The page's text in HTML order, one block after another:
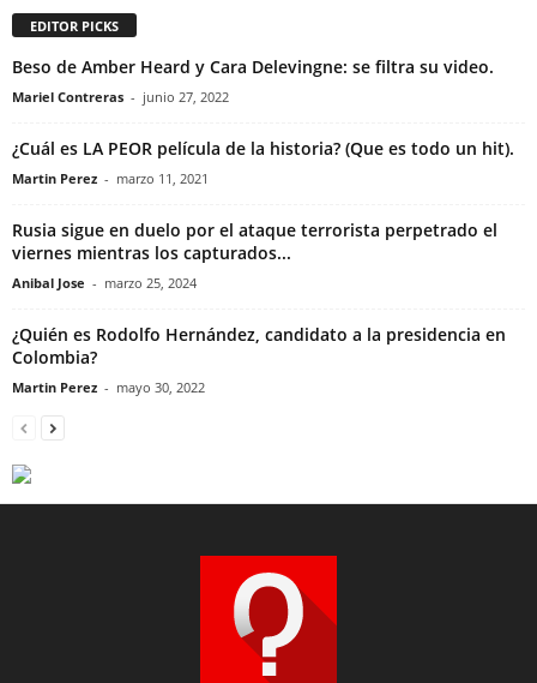
EDITOR PICKS
Beso de Amber Heard y Cara Delevingne: se filtra su video.
Mariel Contreras - junio 27, 2022
¿Cuál es LA PEOR película de la historia? (Que es todo un hit).
Martin Perez - marzo 11, 2021
Rusia sigue en duelo por el ataque terrorista perpetrado el
viernes mientras los capturados...
Anibal Jose - marzo 25, 2024
¿Quién es Rodolfo Hernández, candidato a la presidencia en
Colombia?
Martin Perez - mayo 30, 2022